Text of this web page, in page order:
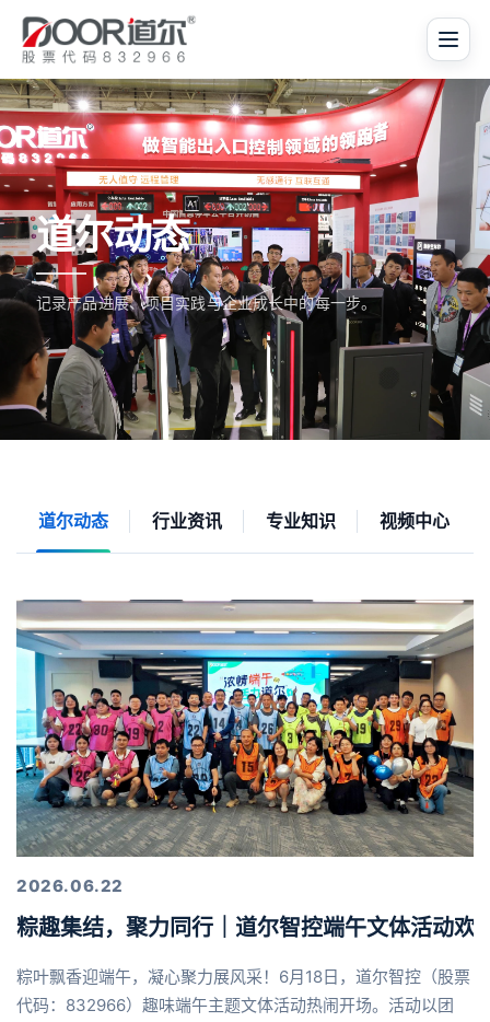
道尔动态
记录产品进展、项目实践与企业成长中的每一步。
道尔动态 行业资讯 专业知识 视频中心
2026.06.22
粽趣集结，聚力同行｜道尔智控端午文体活动欢
粽叶飘香迎端午，凝心聚力展风采！6月18日，道尔智控（股票
代码：832966）趣味端午主题文体活动热闹开场。活动以团